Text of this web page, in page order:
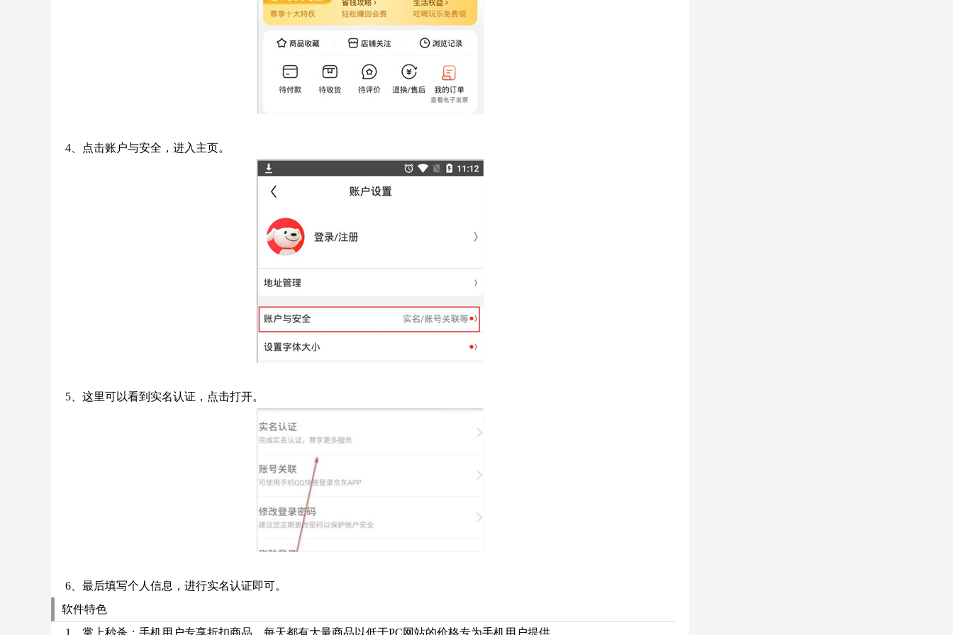
4、点击账户与安全，进入主页。
5、这里可以看到实名认证，点击打开。
6、最后填写个人信息，进行实名认证即可。
软件特色
1、掌上秒杀：手机用户专享折扣商品，每天都有大量商品以低于PC网站的价格专为手机用户提供。